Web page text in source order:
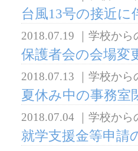
台風13号の接近
2018.07.19 学校から
保護者会の会場変
2018.07.13 学校から
夏休み中の事務室
2018.07.04 学校から
就学支援金等申請